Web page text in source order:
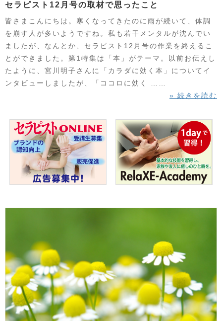
セラピスト12月号の取材で思ったこと
皆さまこんにちは。寒くなってきたのに雨が続いて、体調
を崩す人が多いようですね。私も若干メンタルが沈んでい
ましたが、なんとか、セラピスト12月号の作業を終えるこ
とができました。第1特集は「本」がテーマ。以前お伝えし
たように、宮川明子さんに「カラダに効く本」についてイ
ンタビューしましたが、「ココロに効く ……
» 続きを読む